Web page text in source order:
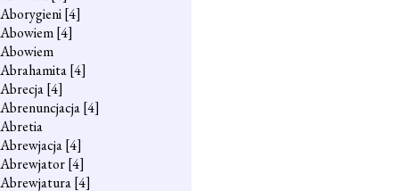
Aborygieni[4]
Abowiem[4]
Abowiem
Abrahamita[4]
Abrecja[4]
Abrenuncjacja[4]
Abretia
Abrewjacja[4]
Abrewjator[4]
Abrewjatura[4]